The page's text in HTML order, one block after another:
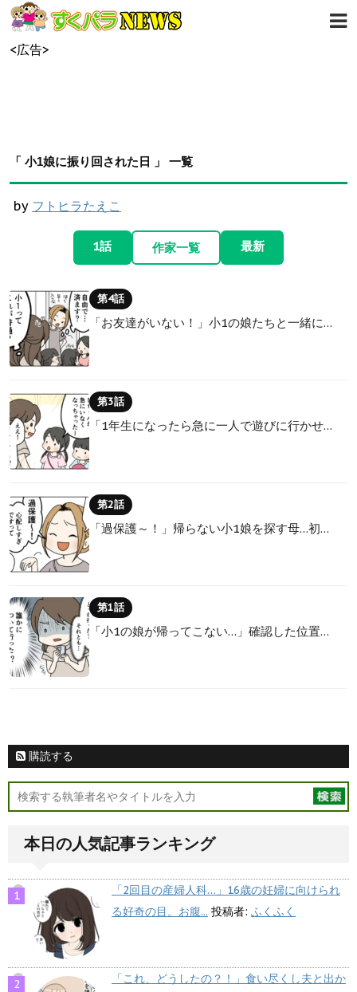
<広告>
「 小1娘に振り回された日 」 一覧
by フトヒラたえこ
1話 作家一覧 最新
第4話
「お友達がいない！」小1の娘たちと一緒に…
第3話
「1年生になったら急に一人で遊びに行かせ…
第2話
「過保護～！」帰らない小1娘を探す母…初…
第1話
「小1の娘が帰ってこない…」確認した位置…
購読する
本日の人気記事ランキング
「2回目の産婦人科…」16歳の妊婦に向けられ
る好奇の目。お腹... 投稿者: ふくふく
「これ、どうしたの？！」食い尽くし夫と出か